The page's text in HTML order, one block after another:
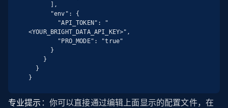
<YOUR_BRIGHT_DATA_API_KEY>",
}
专业提示 ：你可以直接通过编辑上面显示的配置文件，在